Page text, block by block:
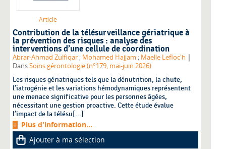
Article
Contribution de la télésurveillance gériatrique à
la prévention des risques : analyse des
interventions d’une cellule de coordination
Abrar-Ahmad Zulfiqar; Mohamed Hajjam ; Maelle Lefloc'h |
DansSoins gérontologie (n°179, mai-juin 2026)
Les risques gériatriques tels que la dénutrition, la chute,
l’iatrogénie et les variations hémodynamiques représentent
une menace significative pour les personnes âgées,
nécessitant une gestion proactive. Cette étude évalue
l’impact de la télésu[...]
Plus d'information...
Ajouter à ma sélection